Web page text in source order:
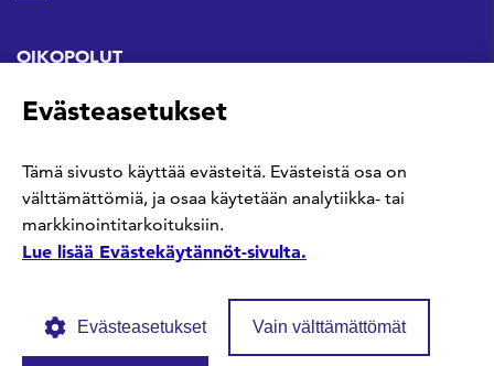
OIKOPOLUT
Hanki standardi
Kommentoi tekeillä olevia standardeja
Evästeasetukset
Tämä sivusto käyttää evästeitä. Evästeistä osa on
välttämättömiä, ja osaa käytetään analytiikka- tai
markkinointitarkoituksiin.
Lue lisää Evästekäytännöt-sivulta.
Evästeasetukset Vain välttämättömät